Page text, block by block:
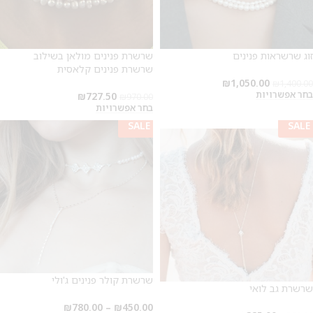
זוג שרשראות פנינים
₪1,050.00
בחר אפשרויות
שרשרת פנינים מולאן בשילוב
שרשרת פנינים קלאסית
₪727.50
בחר אפשרויות
SALE
SALE
שרשרת גב לואי
SALE
שרשרת קולר פנינים ג'ולי
₪450.00
–
₪780.00